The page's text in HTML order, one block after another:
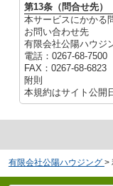
第13条（問合せ先）
本サービスにかかる
お問い合わせ先
有限会社公陽ハウジ
電話：0267-68-7500
FAX：0267-68-6823
附則
本規約はサイト公開
有限会社公陽ハウジング >